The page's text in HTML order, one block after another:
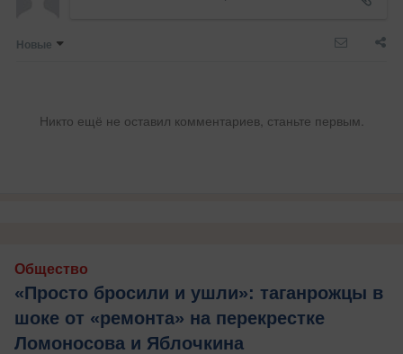
Новые
Никто ещё не оставил комментариев, станьте первым.
Общество
«Просто бросили и ушли»: таганрожцы в
шоке от «ремонта» на перекрестке
Ломоносова и Яблочкина